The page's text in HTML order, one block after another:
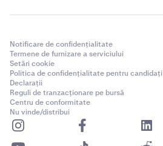
Notificare de confidențialitate
Termene de furnizare a serviciului
Setări cookie
Politica de confidențialitate pentru candidați
Declarații
Reguli de tranzacționare pe bursă
Centru de conformitate
Nu vinde/distribui